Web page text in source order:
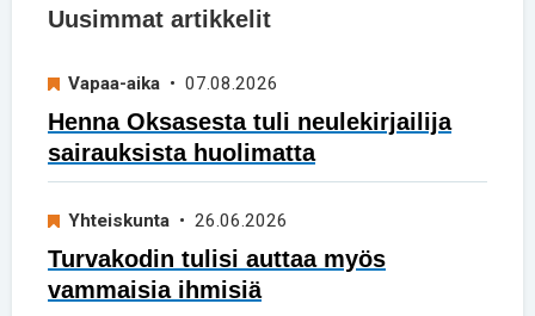
Uusimmat artikkelit
Vapaa-aika • 07.08.2026
Henna Oksasesta tuli neulekirjailija
sairauksista huolimatta
Yhteiskunta • 26.06.2026
Turvakodin tulisi auttaa myös
vammaisia ihmisiä